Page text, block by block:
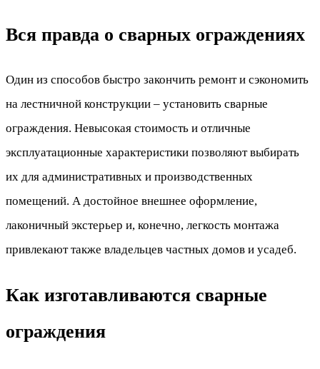
Вся правда о сварных ограждениях
Один из способов быстро закончить ремонт и сэкономить
на лестничной конструкции – установить сварные
ограждения. Невысокая стоимость и отличные
эксплуатационные характеристики позволяют выбирать
их для административных и производственных
помещений. А достойное внешнее оформление,
лаконичный экстерьер и, конечно, легкость монтажа
привлекают также владельцев частных домов и усадеб.
Как изготавливаются сварные
ограждения